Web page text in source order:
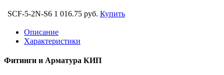
SCF-5-2N-S6 1 016.75 руб. Купить
Описание
Характеристики
Фитинги и Арматура КИП